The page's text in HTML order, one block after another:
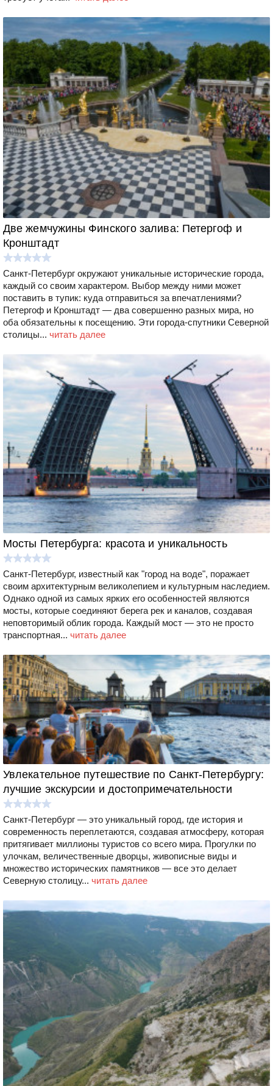
Две жемчужины Финского залива: Петергоф и
Кронштадт
Санкт-Петербург окружают уникальные исторические города,
каждый со своим характером. Выбор между ними может
поставить в тупик: куда отправиться за впечатлениями?
Петергоф и Кронштадт — два совершенно разных мира, но
оба обязательны к посещению. Эти города-спутники Северной
столицы... читать далее
Мосты Петербурга: красота и уникальность
Санкт-Петербург, известный как "город на воде", поражает
своим архитектурным великолепием и культурным наследием.
Однако одной из самых ярких его особенностей являются
мосты, которые соединяют берега рек и каналов, создавая
неповторимый облик города. Каждый мост — это не просто
транспортная... читать далее
Увлекательное путешествие по Санкт-Петербургу:
лучшие экскурсии и достопримечательности
Санкт-Петербург — это уникальный город, где история и
современность переплетаются, создавая атмосферу, которая
притягивает миллионы туристов со всего мира. Прогулки по
улочкам, величественные дворцы, живописные виды и
множество исторических памятников — все это делает
Северную столицу... читать далее